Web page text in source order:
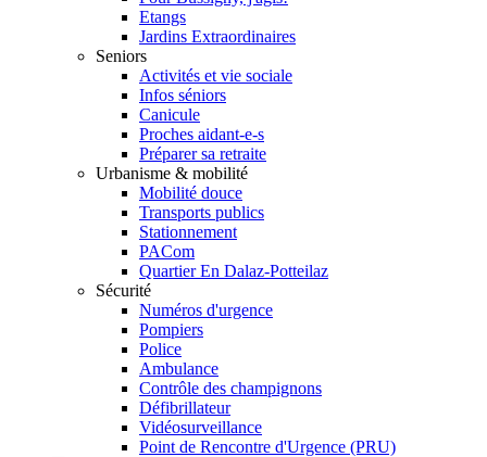
Etangs
Jardins Extraordinaires
Seniors
Activités et vie sociale
Infos séniors
Canicule
Proches aidant-e-s
Préparer sa retraite
Urbanisme & mobilité
Mobilité douce
Transports publics
Stationnement
PACom
Quartier En Dalaz-Potteilaz
Sécurité
Numéros d'urgence
Pompiers
Police
Ambulance
Contrôle des champignons
Défibrillateur
Vidéosurveillance
Point de Rencontre d'Urgence (PRU)